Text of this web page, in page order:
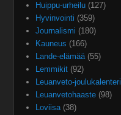
Huippu-urheilu (127)
Hyvinvointi (359)
Journalismi (180)
Kauneus (166)
Lande-elämää(55)
Lemmikit (92)
Leuanveto-joulukalenteri
Leuanvetohaaste (98)
Loviisa(38)